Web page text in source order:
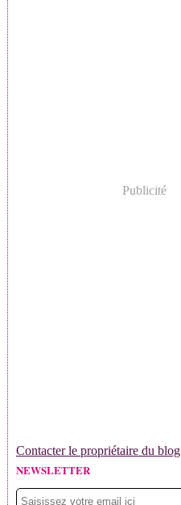
Publicité
Contacter le propriétaire du blog
NEWSLETTER